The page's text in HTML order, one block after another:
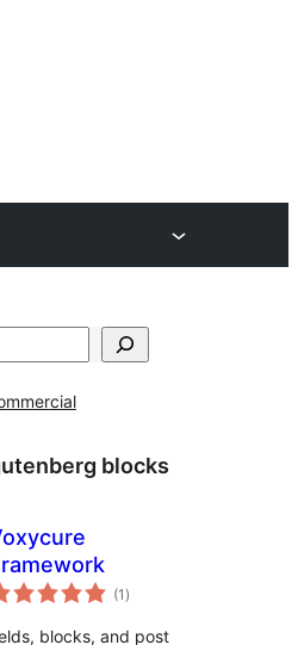
blocks
(1 totale
bedømmelser
)
blocks, and post